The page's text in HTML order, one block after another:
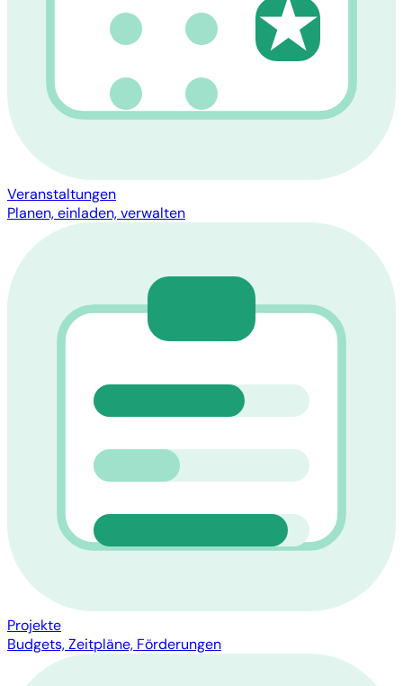
★
Veranstaltungen
Planen, einladen, verwalten
Projekte
Budgets, Zeitpläne, Förderungen